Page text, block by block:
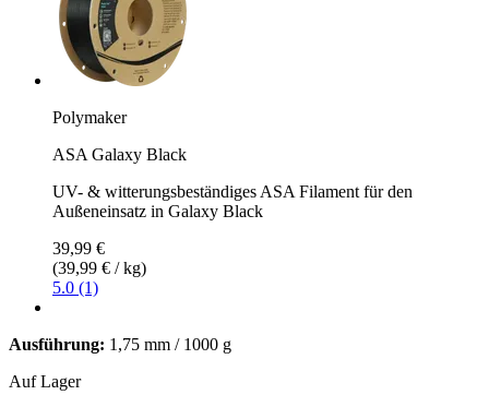
Polymaker
ASA Galaxy Black
UV- & witterungsbeständiges ASA Filament für den
Außeneinsatz in Galaxy Black
39,99 €
(39,99 € / kg)
5.0 (1)
Ausführung: 1,75 mm / 1000 g
Auf Lager